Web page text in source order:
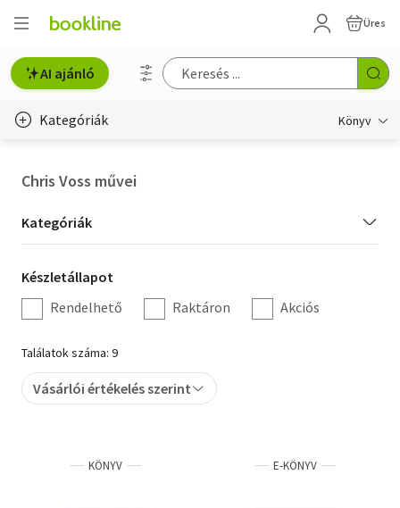
Üres
AI ajánló
Kategóriák Könyv
Hobbi, szabadidő
Irodalom
Művészet
Szakkönyv
Tankönyv, segédkönyv
Chris Voss művei
Kategória
szűrés
Kategóriák
Készletállapot
szűrés
Készletállapot
Rendelhető
Raktáron Akciós
Találatok száma: 9
Vásárlói értékelés szerint
KÖNYV E-KÖNYV